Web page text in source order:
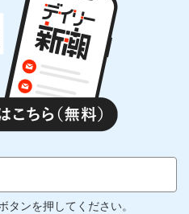
タンを押してください。